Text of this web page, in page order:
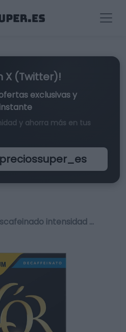
X (Twitter)!
exclusivasy
y ahorra más en tus
intensidad …